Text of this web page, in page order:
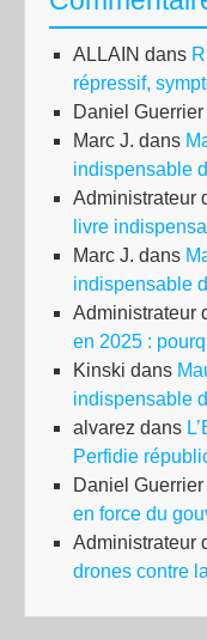
ALLAIN dans
répressif,
Daniel Guerrier
Marc J. dans
indispensable
Administrateur
livre
Marc J. dans
indispensable
Administrateur
en 2025 :
Kinski dans
indispensable
alvarez dans
Perfidie
Daniel Guerrier
en force du
Administrateur
drones contre